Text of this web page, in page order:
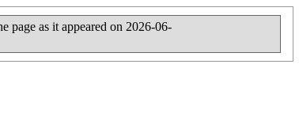
page as it appeared on 2026-06-